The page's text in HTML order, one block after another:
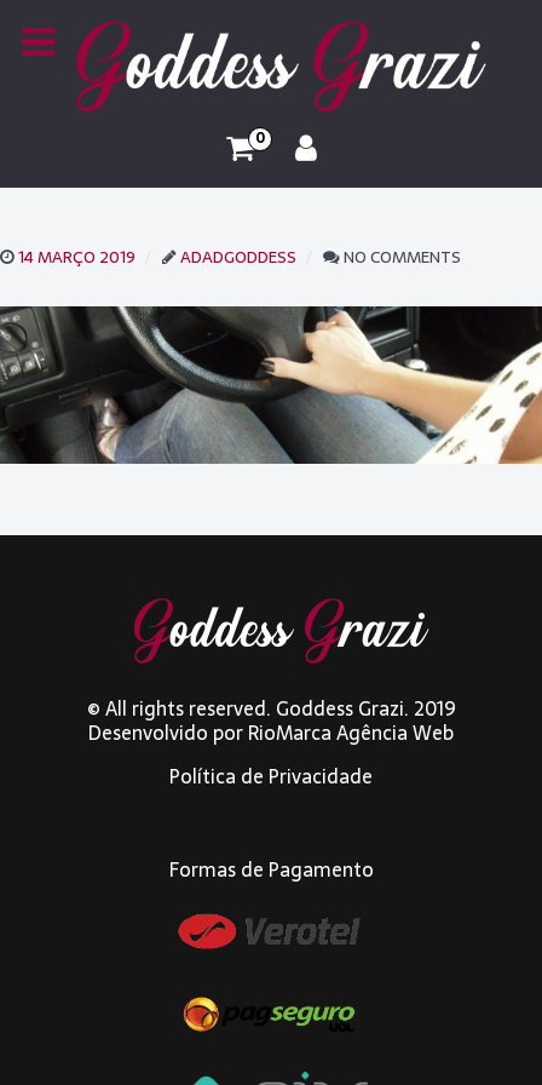
0
14 MARÇO 2019 ADADGODDESS NO COMMENTS
© All rights reserved. Goddess Grazi. 2019
Desenvolvido porRioMarca Agência Web
Política de Privacidade
Formas de Pagamento